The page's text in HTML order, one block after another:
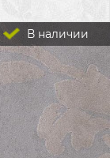
В наличии